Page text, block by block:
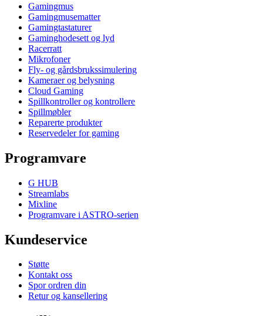
Gamingmus
Gamingmusematter
Gamingtastaturer
Gaminghodesett og lyd
Racerratt
Mikrofoner
Fly- og gårdsbrukssimulering
Kameraer og belysning
Cloud Gaming
Spillkontroller og kontrollere
Spillmøbler
Reparerte produkter
Reservedeler for gaming
Programvare
G HUB
Streamlabs
Mixline
Programvare i ASTRO-serien
Kundeservice
Støtte
Kontakt oss
Spor ordren din
Retur og kansellering